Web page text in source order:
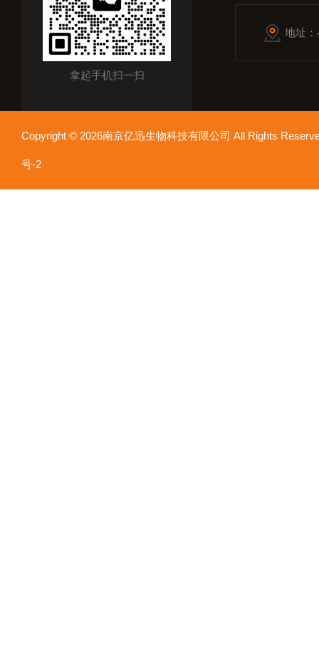
拿起手机扫一扫
地址
Copyright © 2026南京亿迅生物科技有限公司 All Rights
号-2